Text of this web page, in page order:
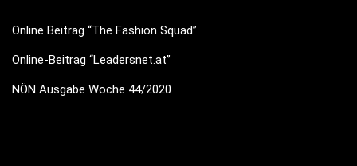
Online Beitrag “The Fashion Squad”
Online-Beitrag “Leadersnet.at”
NÖN Ausgabe Woche 44/2020